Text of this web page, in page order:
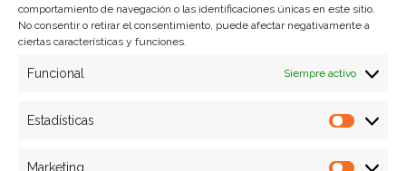
comportamiento de navegación o las identificaciones únicas en este sitio.
No consentir o retirar el consentimiento, puede afectar negativamente a
ciertas características y funciones.
Funcional Siempre activo
Estadísticas
Marketing
Plazos y condiciones de envio
Politica de devoluciones